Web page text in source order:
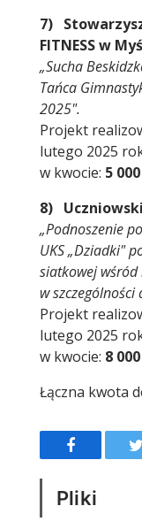
7)
FITNESS w
„Sucha
Tańca
2025".
Projekt
lutego 2025
w kwocie: 5
8)
„Podnoszenie
UKS „Dziadki"
siatkowej wśród
w szczególności
Projekt
lutego 2025
w kwocie: 8
Łączna kwota
Facebook
Pliki